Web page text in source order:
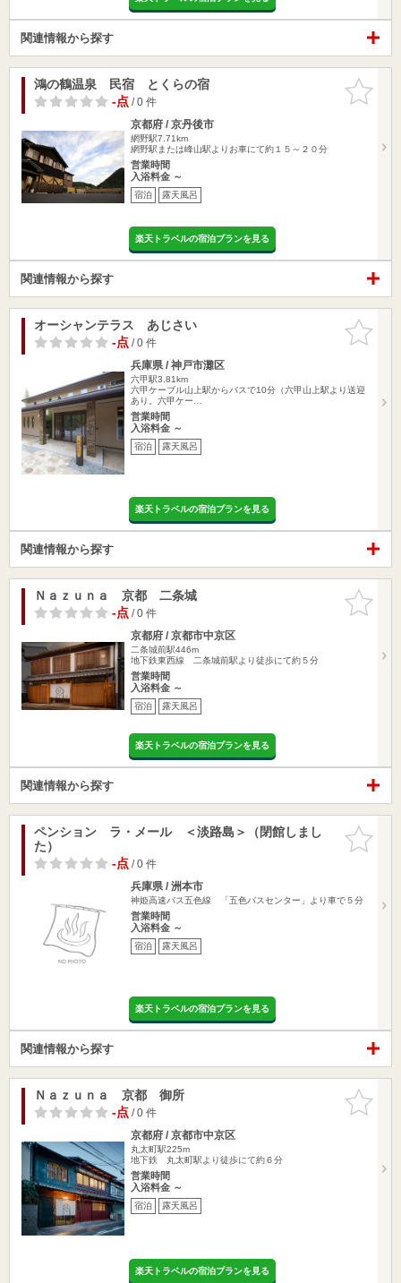
関連情報から探す
お気に入
りに追加
鴻の鶴温泉 民宿 とくらの宿
-点/ 0 件
京都府 / 京丹後市
網野駅7.71km
網野駅または峰山駅よりお車にて約１５～２０分
営業時間
入浴料金 ～
宿泊 露天風呂
楽天トラベルの宿泊プランを見る
関連情報から探す
お気に入
りに追加
オーシャンテラス あじさい
-点/ 0 件
兵庫県 / 神戸市灘区
六甲駅3.81km
六甲ケーブル山上駅からバスで10分（六甲山上駅より送迎
あり。六甲ケー…
営業時間
入浴料金 ～
宿泊 露天風呂
楽天トラベルの宿泊プランを見る
関連情報から探す
お気に入
りに追加
Ｎａｚｕｎａ 京都 二条城
-点/ 0 件
京都府 / 京都市中京区
二条城前駅446m
地下鉄東西線 二条城前駅より徒歩にて約５分
営業時間
入浴料金 ～
宿泊 露天風呂
楽天トラベルの宿泊プランを見る
関連情報から探す
お気に入
りに追加
ペンション ラ・メール ＜淡路島＞（閉館しまし
た）
-点/ 0 件
兵庫県 / 洲本市
神姫高速バス五色線 「五色バスセンター」より車で５分
営業時間
入浴料金 ～
宿泊 露天風呂
楽天トラベルの宿泊プランを見る
関連情報から探す
お気に入
りに追加
Ｎａｚｕｎａ 京都 御所
-点/ 0 件
京都府 / 京都市中京区
丸太町駅225m
地下鉄 丸太町駅より徒歩にて約６分
営業時間
入浴料金 ～
宿泊 露天風呂
楽天トラベルの宿泊プランを見る